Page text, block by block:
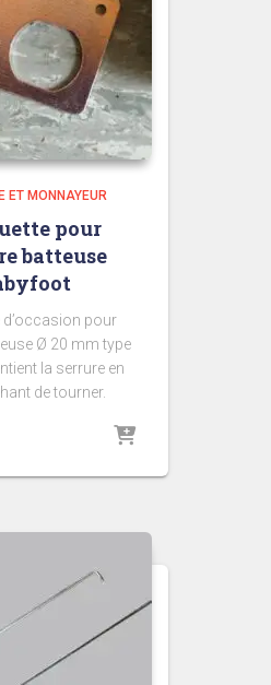
ET MONNAYEUR
pour
batteuse
d’occasion pour
Ø 20 mm type
la serrure en
de tourner.